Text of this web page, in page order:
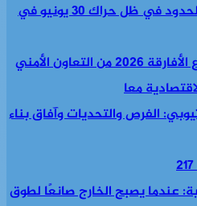
النزوح الأفريقي العابر للحدود في ظل حراك 30 يونيو في
مؤتمر رؤساء أركان الدفاع الأفارقة 2026 من التعاون الأمني
معا
الفرص والتحديات وآفاق بناء
عندما يصبح الخارج صانعًا لطوق